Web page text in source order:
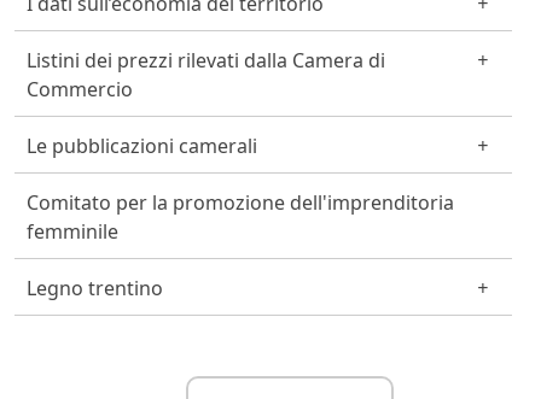
Listini dei prezzi rilevati dalla Camera di
Commercio
Le pubblicazioni camerali
Comitato per la promozione dell'imprenditoria
femminile
Legno trentino